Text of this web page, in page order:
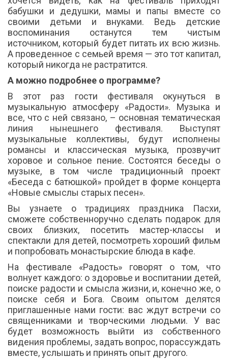
бабушки и дедушки, мамы и папы вместе со
своими детьми и внуками. Ведь детские
воспоминания останутся тем чистым
источником, который будет питать их всю жизнь.
А проведенное с семьей время — это тот капитал,
который никогда не растратится.
А можно подробнее о программе?
В этот раз гости фестиваля окунуться в
музыкальную атмосферу «Радости». Музыка и
все, что с ней связано, – основная тематическая
линия нынешнего фестиваля. Выступят
музыкальные коллективы, будут исполнены
романсы и классическая музыка, прозвучит
хоровое и сольное пение. Состоятся беседы о
музыке, в том числе традиционный проект
«Беседа с батюшкой» пройдет в форме концерта
«Новые смыслы старых песен».
Вы узнаете о традициях праздника Пасхи,
сможете собственноручно сделать подарок для
своих близких, посетить мастер-классы и
спектакли для детей, посмотреть хороший фильм
и попробовать монастырские блюда в кафе.
На фестивале «Радость» говорят о том, что
волнует каждого: о здоровье и воспитании детей,
поиске радости и смысла жизни, и, конечно же, о
поиске себя и Бога. Своим опытом делятся
приглашенные нами гости: вас ждут встречи со
священниками и творческими людьми. У вас
будет возможность выйти из собственного
видения проблемы, задать вопрос, порассуждать
вместе, услышать и принять опыт другого.